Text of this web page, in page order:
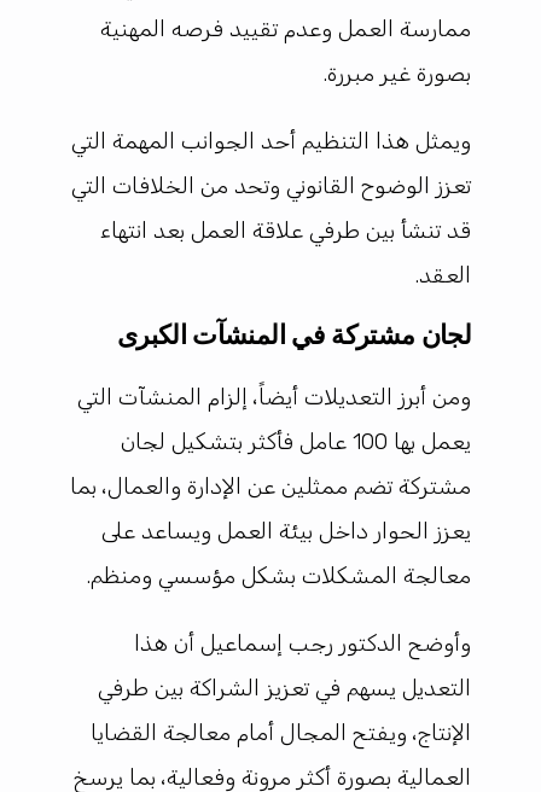
ممارسة العمل وعدم تقييد فرصه المهنية
بصورة غير مبررة.
ويمثل هذا التنظيم أحد الجوانب المهمة التي
تعزز الوضوح القانوني وتحد من الخلافات التي
قد تنشأ بين طرفي علاقة العمل بعد انتهاء
العقد.
لجان مشتركة في المنشآت الكبرى
ومن أبرز التعديلات أيضاً، إلزام المنشآت التي
يعمل بها 100 عامل فأكثر بتشكيل لجان
مشتركة تضم ممثلين عن الإدارة والعمال، بما
يعزز الحوار داخل بيئة العمل ويساعد على
معالجة المشكلات بشكل مؤسسي ومنظم.
وأوضح الدكتور رجب إسماعيل أن هذا
التعديل يسهم في تعزيز الشراكة بين طرفي
الإنتاج، ويفتح المجال أمام معالجة القضايا
العمالية بصورة أكثر مرونة وفعالية، بما يرسخ